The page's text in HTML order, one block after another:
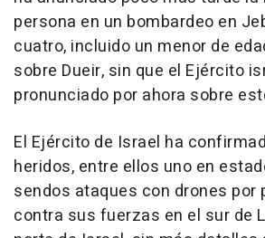
persona en un bombardeo en
cuatro, incluido un menor de
sobre Dueir, sin que el Ejército
pronunciado por ahora sobre
El Ejército de Israel ha
heridos, entre ellos uno en
sendos ataques con drones por
contra sus fuerzas en el sur de